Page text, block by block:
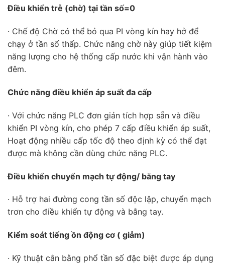
Điều khiển trễ (chờ) tại tần số=0
· Chế độ Chờ có thể bỏ qua PI vòng kín hay hở để
chạy ở tần số thấp. Chức năng chờ này giúp tiết kiệm
năng lượng cho hệ thống cấp nước khi vận hành vào
đêm.
Chức năng điều khiển áp suất đa cấp
· Với chức năng PLC đơn giản tích hợp sẵn và điều
khiển PI vòng kín, cho phép 7 cấp điều khiển áp suất,
Hoạt động nhiều cấp tốc độ theo định kỳ có thể đạt
được mà không cần dùng chức năng PLC.
Điều khiển chuyển mạch tự động/ bằng tay
· Hỗ trợ hai đường cong tần số độc lập, chuyển mạch
trơn cho điều khiển tự động và bằng tay.
Kiểm soát tiếng ồn động cơ ( giảm)
· Kỹ thuật cân bằng phổ tần số đặc biệt được áp dụng